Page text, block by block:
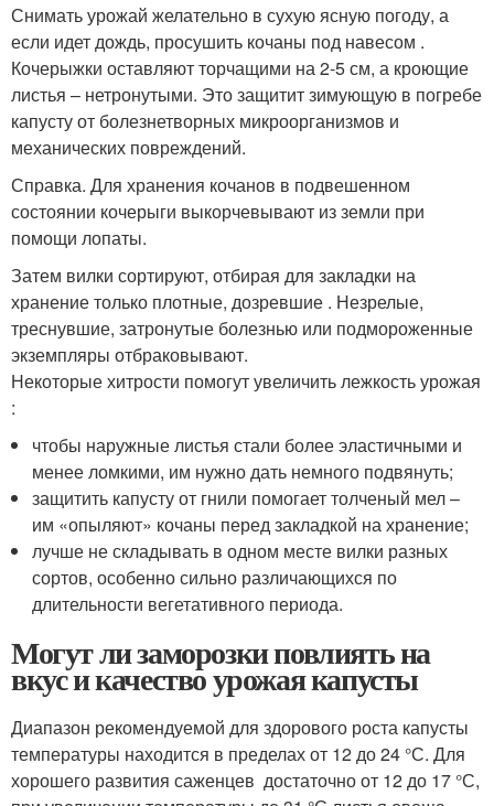
Снимать урожай желательно в сухую ясную погоду, а
если идет дождь, просушить кочаны под навесом .
Кочерыжки оставляют торчащими на 2-5 см, а кроющие
листья – нетронутыми. Это защитит зимующую в погребе
капусту от болезнетворных микроорганизмов и
механических повреждений.
Справка. Для хранения кочанов в подвешенном
состоянии кочерыги выкорчевывают из земли при
помощи лопаты.
Затем вилки сортируют, отбирая для закладки на
хранение только плотные, дозревшие . Незрелые,
треснувшие, затронутые болезнью или подмороженные
экземпляры отбраковывают.
Некоторые хитрости помогут увеличить лежкость урожая
:
чтобы наружные листья стали более эластичными и
менее ломкими, им нужно дать немного подвянуть;
защитить капусту от гнили помогает толченый мел –
им «опыляют» кочаны перед закладкой на хранение;
лучше не складывать в одном месте вилки разных
сортов, особенно сильно различающихся по
длительности вегетативного периода.
Могут ли заморозки повлиять на
вкус и качество урожая капусты
Диапазон рекомендуемой для здорового роста капусты
температуры находится в пределах от 12 до 24 °С. Для
хорошего развития саженцев достаточно от 12 до 17 °С,